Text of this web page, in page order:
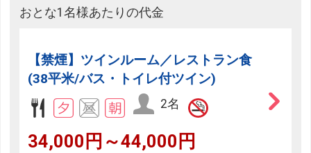
おとな1名様あたりの代金
【禁煙】ツインルーム／レストラン食
(38平米/バス・トイレ付ツイン)
2名
34,000円～44,000円